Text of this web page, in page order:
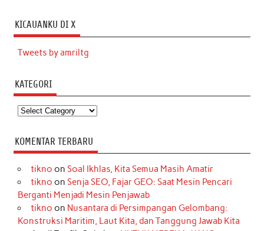
KICAUANKU DI X
Tweets by amriltg
KATEGORI
Kategori
KOMENTAR TERBARU
tikno on Soal Ikhlas, Kita Semua Masih Amatir
tikno on Senja SEO, Fajar GEO: Saat Mesin Pencari
Berganti Menjadi Mesin Penjawab
tikno on Nusantara di Persimpangan Gelombang:
Konstruksi Maritim, Laut Kita, dan Tanggung Jawab Kita